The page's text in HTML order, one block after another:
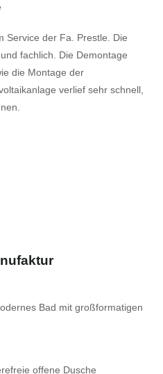
Service der Fa. Prestle. Die
fachlich. Die Demontage
die Montage der
verlief sehr schnell,
Bad mit großformatigen
offene Dusche